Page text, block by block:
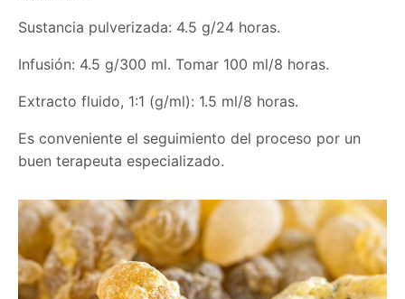
Sustancia pulverizada: 4.5 g/24 horas.
Infusión: 4.5 g/300 ml. Tomar 100 ml/8 horas.
Extracto fluido, 1:1 (g/ml): 1.5 ml/8 horas.
Es conveniente el seguimiento del proceso por un
buen terapeuta especializado.